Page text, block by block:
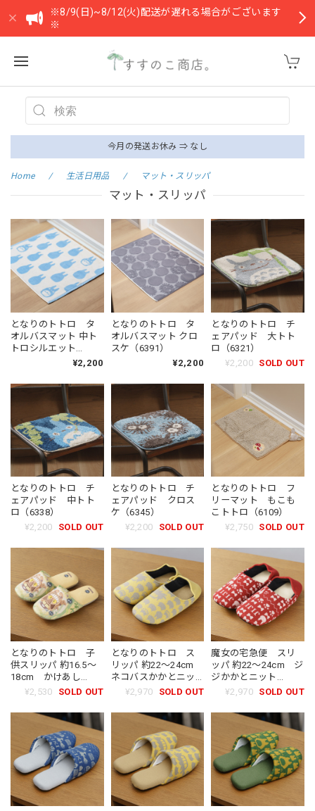
※8/9(日)~8/12(火)配送が遅れる場合がございます
※
今月の発送お休み ⇒ なし
Home 生活日用品 マット・スリッパ
マット・スリッパ
となりのトトロ タ
オルバスマット 中ト
トロシルエット
¥2,200
となりのトトロ タ
オルバスマット クロ
スケ（6391）
¥2,200
となりのトトロ チ
ェアパッド 大トト
ロ（6321）
¥2,200 SOLD OUT
となりのトトロ チ
ェアパッド 中トト
ロ（6338）
¥2,200
SOLD OUT
となりのトトロ チ
ェアパッド クロス
ケ（6345）
¥2,200
SOLD OUT
となりのトトロ フ
リーマット もこも
こトトロ（6109）
¥2,750 SOLD OUT
となりのトトロ 子
供スリッパ 約16.5〜
18cm かけあし
（4203）
¥2,530 SOLD OUT
となりのトトロ ス
リッパ 約22〜24cm
ネコバスかかとニッ
ト（7359）
¥2,970 SOLD OUT
魔女の宅急便 スリ
ッパ 約22〜24cm ジ
ジかかとニット
（3672）
¥2,970 SOLD OUT